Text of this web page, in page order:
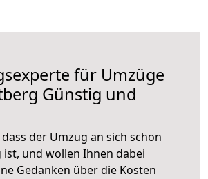
für Umzüge
Günstig und
der Umzug an sich schon
und wollen Ihnen dabei
Gedanken über die Kosten